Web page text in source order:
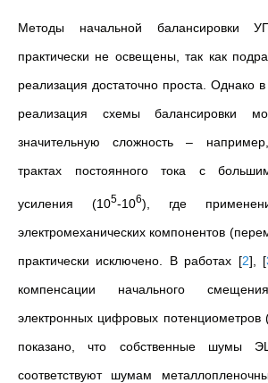
Методы начальной балансировки
практически не освещены, так как
реализация достаточно проста. Однако
реализация схемы балансировки
значительную сложность –
трактах постоянного тока с
усиления (105-106), где
электромеханических компонентов
практически исключено. В работах [2] [
компенсации начального
электронных цифровых
показано, что собственные шумы
соответствуют шумам